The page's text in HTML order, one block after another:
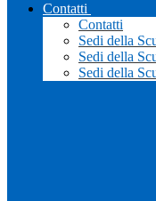
Contatti
Contatti
Sedi della
Sedi della
Sedi della